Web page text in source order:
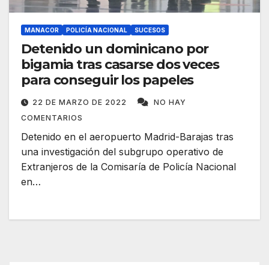
MANACOR POLICÍA NACIONAL SUCESOS
Detenido un dominicano por
bigamia tras casarse dos veces
para conseguir los papeles
22 DE MARZO DE 2022
NO HAY
COMENTARIOS
Detenido en el aeropuerto Madrid-Barajas tras
una investigación del subgrupo operativo de
Extranjeros de la Comisaría de Policía Nacional
en…